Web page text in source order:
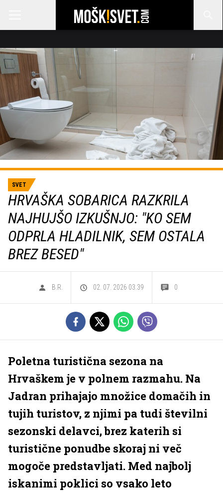
SVET
HRVAŠKA SOBARICA RAZKRILA
NAJHUJŠO IZKUŠNJO: "KO SEM
ODPRLA HLADILNIK, SEM OSTALA
BREZ BESED"
B.R. 02. 07. 2026 03.39 0
Poletna turistična sezona na
Hrvaškem je v polnem razmahu. Na
Jadran prihajajo množice domačih in
tujih turistov, z njimi pa tudi številni
sezonski delavci, brez katerih si
turistične ponudbe skoraj ni več
mogoče predstavljati. Med najbolj
iskanimi poklici so vsako leto